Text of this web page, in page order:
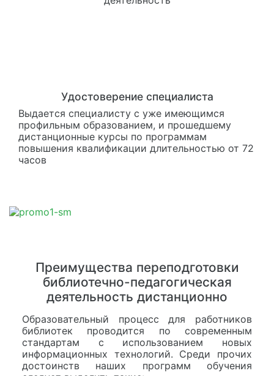
Удостоверение специалиста
Выдается специалисту с уже имеющимся
профильным образованием, и прошедшему
дистанционные курсы по программам
повышения квалификации длительностью от 72
часов
Преимущества переподготовки
библиотечно-педагогическая
деятельность дистанционно
Образовательный процесс для работников
библиотек проводится по современным
стандартам с использованием новых
информационных технологий. Среди прочих
достоинств наших программ обучения